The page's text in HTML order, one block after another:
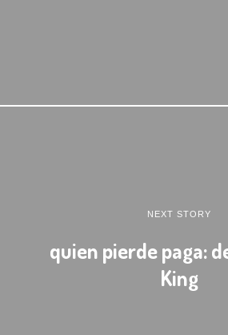
NEXT STORY
quien pierde paga:
King